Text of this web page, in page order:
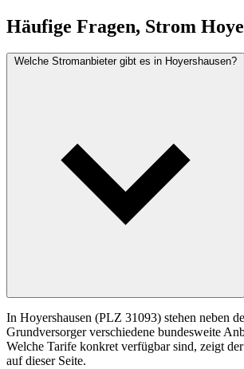
Häufige Fragen, Strom
Welche Stromanbieter gibt es in Hoyershausen?
In Hoyershausen (PLZ 31093) stehen neben
Grundversorger verschiedene bundesweite
Welche Tarife konkret verfügbar sind, zeigt
auf dieser Seite.